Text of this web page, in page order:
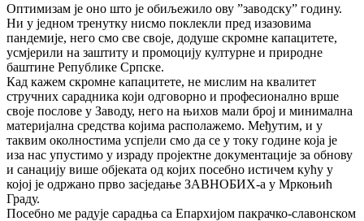
Оптимизам је оно што је обиљежило ову ”заводску” годину.
Ни у једном тренутку нисмо поклекли пред изазовима
пандемије, него смо све своје, додуше скромне капацитете,
усмјерили на заштиту и промоцију културне и природне
баштине Републике Српске.
Кад кажем скромне капацитете, не мислим на квалитет
стручних сарадника који одговорно и професионално врше
своје послове у Заводу, него на њихов мали број и минимална
материјална срeдства којима располажемо. Међутим, и у
таквим околностима успјели смо да се у току године која је
иза нас упустимо у израду пројектне документације за обнову
и санацију више објеката од којих посебно истичем кућу у
којој је одржано прво засједање ЗАВНОБИХ-а у Мркоњић
Граду.
Посебно ме радује сарадња са Епархијом пакрачко-славонском